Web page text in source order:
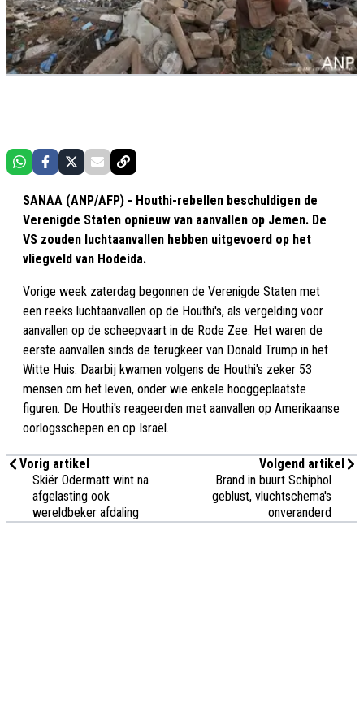
SANAA (ANP/AFP) - Houthi-rebellen beschuldigen de
Verenigde Staten opnieuw van aanvallen op Jemen. De
VS zouden luchtaanvallen hebben uitgevoerd op het
vliegveld van Hodeida.
Vorige week zaterdag begonnen de Verenigde Staten met
een reeks luchtaanvallen op de Houthi's, als vergelding voor
aanvallen op de scheepvaart in de Rode Zee. Het waren de
eerste aanvallen sinds de terugkeer van Donald Trump in het
Witte Huis. Daarbij kwamen volgens de Houthi's zeker 53
mensen om het leven, onder wie enkele hooggeplaatste
figuren. De Houthi's reageerden met aanvallen op Amerikaanse
oorlogsschepen en op Israël.
Vorig artikel
Skiër Odermatt wint na
afgelasting ook
wereldbeker afdaling
Volgend artikel
Brand in buurt Schiphol
geblust, vluchtschema's
onveranderd